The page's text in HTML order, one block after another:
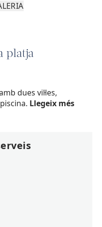
platja
dues vil·les,
Llegeix més